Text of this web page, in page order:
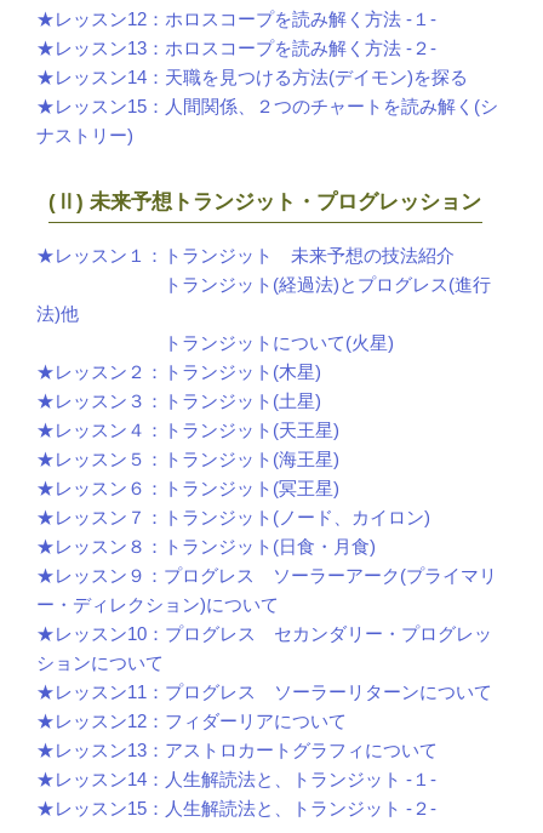
★レッスン12：ホロスコープを読み解く方法 -１-
★レッスン13：ホロスコープを読み解く方法 -２-
★レッスン14：天職を見つける方法(デイモン)を探る
★レッスン15：人間関係、２つのチャートを読み解く(シ
ナストリー)
(Ⅱ) 未来予想トランジット・プログレッション
★レッスン１：トランジット 未来予想の技法紹介
トランジット(経過法)とプログレス(進行
法)他
トランジットについて(火星)
★レッスン２：トランジット(木星)
★レッスン３：トランジット(土星)
★レッスン４：トランジット(天王星)
★レッスン５：トランジット(海王星)
★レッスン６：トランジット(冥王星)
★レッスン７：トランジット(ノード、カイロン)
★レッスン８：トランジット(日食・月食)
★レッスン９：プログレス ソーラーアーク(プライマリ
ー・ディレクション)について
★レッスン10：プログレス セカンダリー・プログレッ
ションについて
★レッスン11：プログレス ソーラーリターンについて
★レッスン12：フィダーリアについて
★レッスン13：アストロカートグラフィについて
★レッスン14：人生解読法と、トランジット -１-
★レッスン15：人生解読法と、トランジット -２-